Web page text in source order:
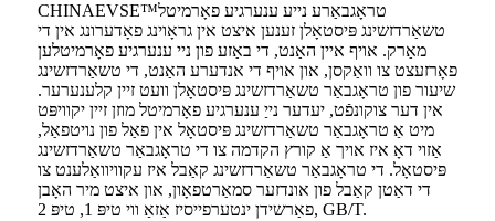
CHINAEVSE™️טראָגבאַרע נייע ענערגיע פאָרמיטל
טשאַרדזשינג פּיסטאָלן זענען איצט אין גראָוינג פאָדערונג אין די
מאַרק. אויף איין האַנט, די באַזע פון ​​​​ניי ענערגיע פאָרמיטלען
פאָרזעצט צו וואַקסן, און אויף די אנדערע האַנט, די טשאַרדזשינג
שיעור פון טראָגבאַר טשאַרדזשינג פּיסטאָלן וועט זיין קלענערער.
אין דער צוקונפֿט, יעדער נייַ ענערגיע פאָרמיטל מוזן זיין יקוויפּט
מיט אַ טראָגבאַר טשאַרדזשינג פּיסטאָל אין פאַל פון נויטפאַל,
אַזוי דאָ איז אויך אַ קורץ הקדמה צו די טראָגבאַר טשאַרדזשינג
פּיסטאָל. די טראָגבאַר טשאַרדזשינג קאַבל איז עקוויוואַלענט צו
די דאַטן קאַבל פון אונדזער סמאַרטפאָון, און איצט מיר האָבן
פאַרשידן ינטערפייסיז אַזאַ ווי טיפּ 1, טיפּ 2, GB/T.